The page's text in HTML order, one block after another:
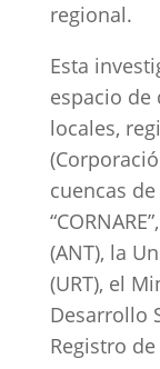
regional.
Esta
espacio
locales,
cuencas
(ANT), la
(URT), el
Desarrollo
Registro